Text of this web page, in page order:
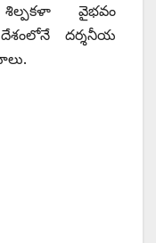
వైభవం
దర్శనీయ